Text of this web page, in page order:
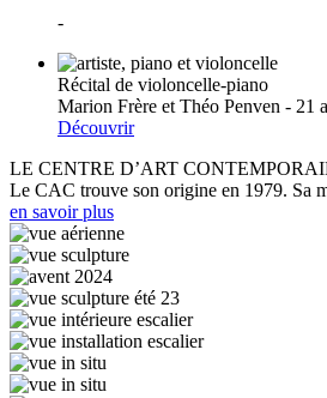
-
Récital de violoncelle-piano
Marion Frère et Théo Penven - 21
Découvrir
LE CENTRE D’ART
Le CAC trouve son origine en 1979. Sa
en savoir plus